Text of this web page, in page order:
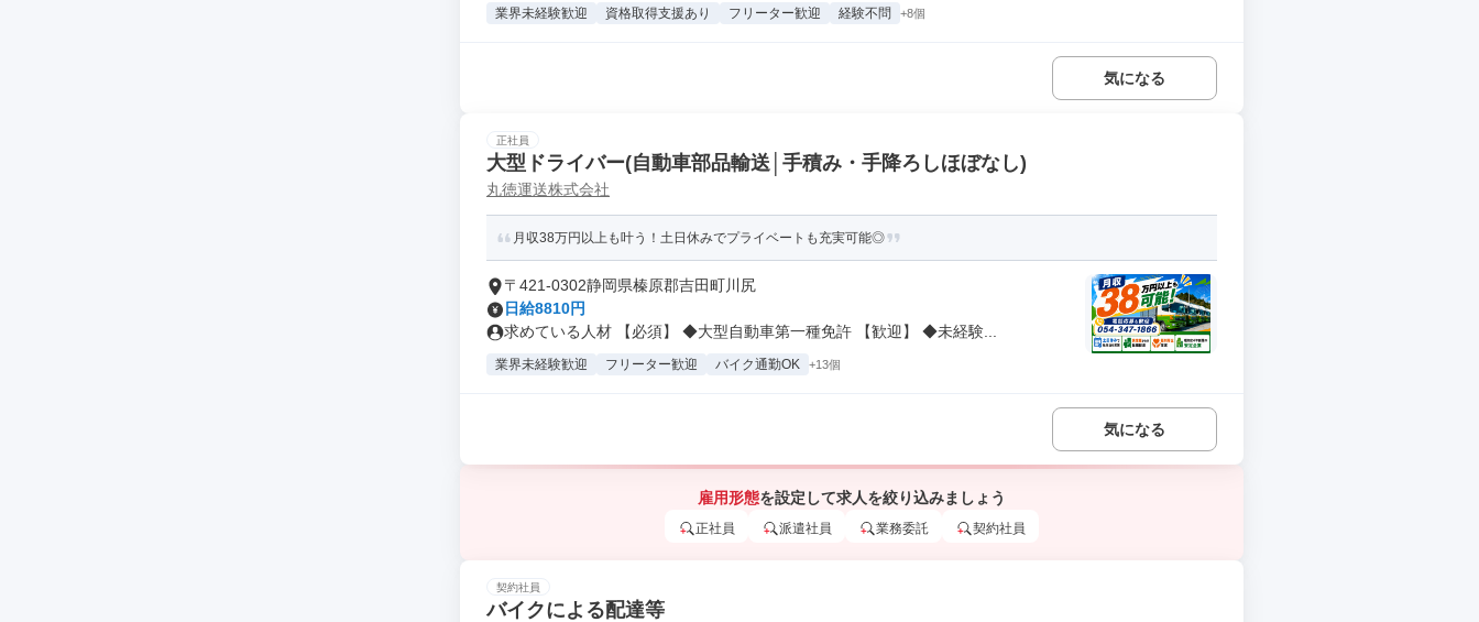
業界未経験歓迎 資格取得支援あり フリーター歓迎 経験不問 +8個
気になる
正社員
大型ドライバー(自動車部品輸送│手積み・手降ろしほぼなし)
丸徳運送株式会社
月収38万円以上も叶う！土日休みでプライベートも充実可能◎
〒421-0302静岡県榛原郡吉田町川尻
日給8810円
求めている人材 【必須】 ◆大型自動車第一種免許 【歓迎】 ◆未経験...
業界未経験歓迎 フリーター歓迎 バイク通勤OK +13個
気になる
雇用形態を設定して求人を絞り込みましょう
正社員 派遣社員 業務委託 契約社員
契約社員
バイクによる配達等